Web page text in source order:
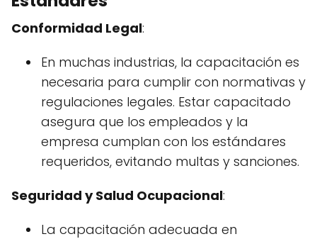
Conformidad Legal:
En muchas industrias, la capacitación es
necesaria para cumplir con normativas y
regulaciones legales. Estar capacitado
asegura que los empleados y la
empresa cumplan con los estándares
requeridos, evitando multas y sanciones.
Seguridad y Salud Ocupacional:
La capacitación adecuada en